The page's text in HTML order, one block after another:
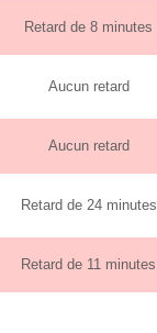
Retard de 8 minutes
Aucun retard
Aucun retard
Retard de 24 minutes
Retard de 11 minutes